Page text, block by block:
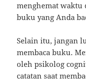
menghemat waktu
buku yang Anda
Selain itu, jangan
membaca buku.
oleh psikolog
catatan saat